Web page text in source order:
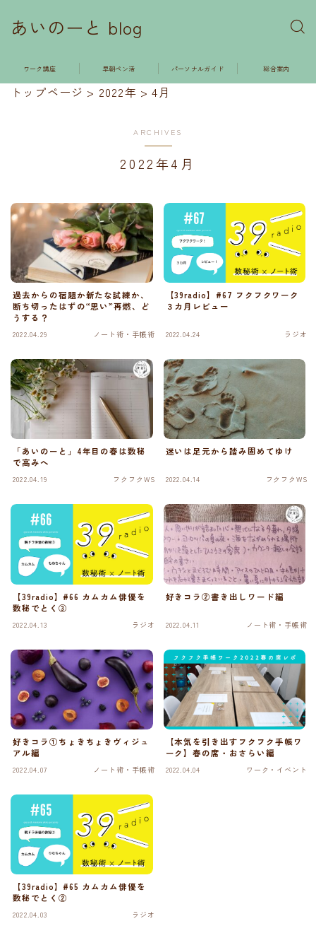
あいのーと blog
ワーク講座 早朝ペン活 パーソナルガイド 総合案内
トップページ > 2022年 >4月
ARCHIVES
2022年4月
過去からの宿題か新たな試練か、
断ち切ったはずの“思い”再燃、ど
うする？
2022.04.29 ノート術・手帳術
【39radio】#67 フクフクワーク
３カ月レビュー
2022.04.24 ラジオ
「あいのーと」4年目の春は数秘
で高みへ
2022.04.19 フクフクWS
迷いは足元から踏み固めてゆけ
2022.04.14 フクフクWS
【39radio】#66 カムカム俳優を
数秘でとく③
2022.04.13 ラジオ
好きコラ②書き出しワード編
2022.04.11 ノート術・手帳術
好きコラ①ちょきちょきヴィジュ
アル編
2022.04.07 ノート術・手帳術
【本気を引き出すフクフク手帳ワ
ーク】春の席・おさらい編
2022.04.04 ワーク・イベント
【39radio】#65 カムカム俳優を
数秘でとく②
2022.04.03 ラジオ